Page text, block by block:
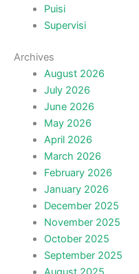
Puisi
Supervisi
Archives
August 2026
July 2026
June 2026
May 2026
April 2026
March 2026
February 2026
January 2026
December 2025
November 2025
October 2025
September 2025